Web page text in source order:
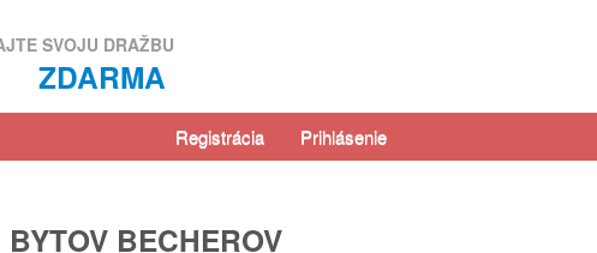
SVOJU DRAŽBU
ZDARMA
Prihlásenie
Registrácia
BECHEROV